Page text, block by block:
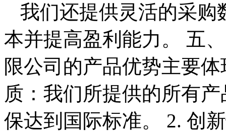
我们还提供灵活的采购
本并提高盈利能力。 五
限公司的产品优势主要
质：我们所提供的所有
保达到国际标准。 2. 创